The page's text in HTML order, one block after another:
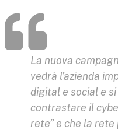
La nuova
vedrà l’azienda
digital e social e si
contrastare il
rete” e che la